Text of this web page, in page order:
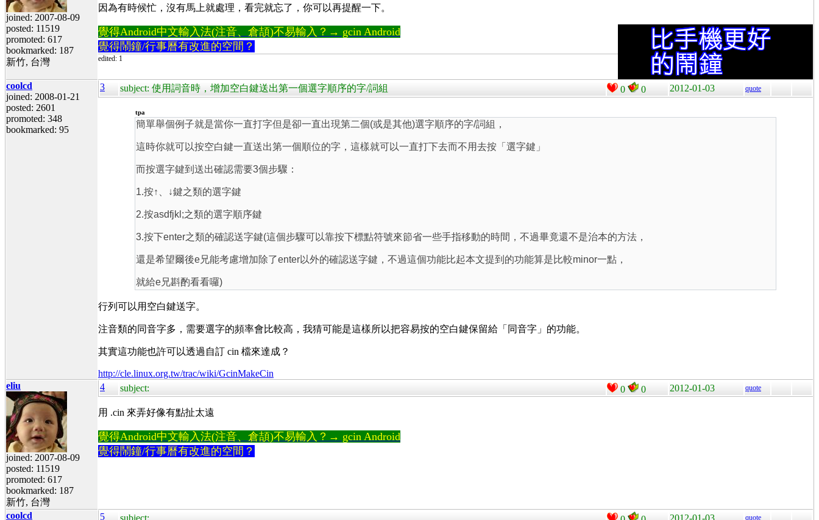
joined: 2007-08-09
posted: 11519
promoted: 617
bookmarked: 187
新竹, 台灣
因為有時候忙，沒有馬上就處理，看完就忘了，你可以再提醒一下。
覺得Android中文輸入法(注音、倉頡)不易輸入？→ gcin Android
覺得鬧鐘/行事曆有改進的空間？
edited: 1
coolcd
joined: 2008-01-21
posted: 2601
promoted: 348
bookmarked: 95
3 subject: 使用詞音時，增加空白鍵送出第一個選字順序的字/詞組 0 0 2012-01-03 quote
tpa
簡單舉個例子就是當你一直打字但是卻一直出現第二個(或是其他)選字順序的字/詞組，
這時你就可以按空白鍵一直送出第一個順位的字，這樣就可以一直打下去而不用去按「選字鍵」
而按選字鍵到送出確認需要3個步驟：
1.按↑、↓鍵之類的選字鍵
2.按asdfjkl;之類的選字順序鍵
3.按下enter之類的確認送字鍵(這個步驟可以靠按下標點符號來節省一些手指移動的時間，不過畢竟還不是治本的方法，
還是希望爾後e兄能考慮增加除了enter以外的確認送字鍵，不過這個功能比起本文提到的功能算是比較minor一點，
就給e兄斟酌看看囉)
行列可以用空白鍵送字。
注音類的同音字多，需要選字的頻率會比較高，我猜可能是這樣所以把容易按的空白鍵保留給「同音字」的功能。
其實這功能也許可以透過自訂 cin 檔來達成？
http://cle.linux.org.tw/trac/wiki/GcinMakeCin
eliu
joined: 2007-08-09
posted: 11519
promoted: 617
bookmarked: 187
新竹, 台灣
4 subject: 0 0 2012-01-03 quote
用 .cin 來弄好像有點扯太遠
覺得Android中文輸入法(注音、倉頡)不易輸入？→ gcin Android
覺得鬧鐘/行事曆有改進的空間？
coolcd
5 subject: 2012-01-03 quote